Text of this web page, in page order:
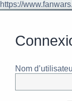
https://
Nom